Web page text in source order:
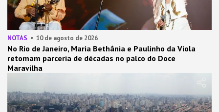
NOTAS 10 de agosto de 2026
No Rio de Janeiro, Maria Bethânia e Paulinho da Viola
retomam parceria de décadas no palco do Doce
Maravilha